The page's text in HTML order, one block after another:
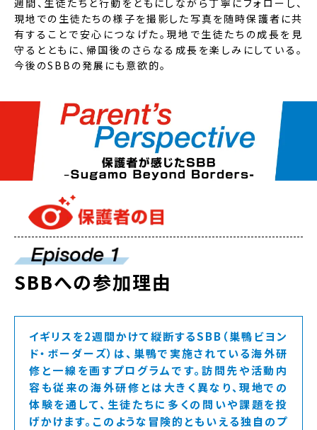
現地での生徒たちの様子を撮影した写真を随時保護者に共
有することで安心につなげた。現地で生徒たちの成長を見
守るとともに、帰国後のさらなる成長を楽しみにしている。
今後のSBBの発展にも意欲的。
SBBへの参加理由
イギリスを2週間かけて縦断するSBB（巣鴨ビヨン
ド・ボーダーズ）は、巣鴨で実施されている海外研
修と一線を画すプログラムです。訪問先や活動内
容も従来の海外研修とは大きく異なり、現地での
体験を通して、生徒たちに多くの問いや課題を投
げかけます。このような冒険的ともいえる独自のプ